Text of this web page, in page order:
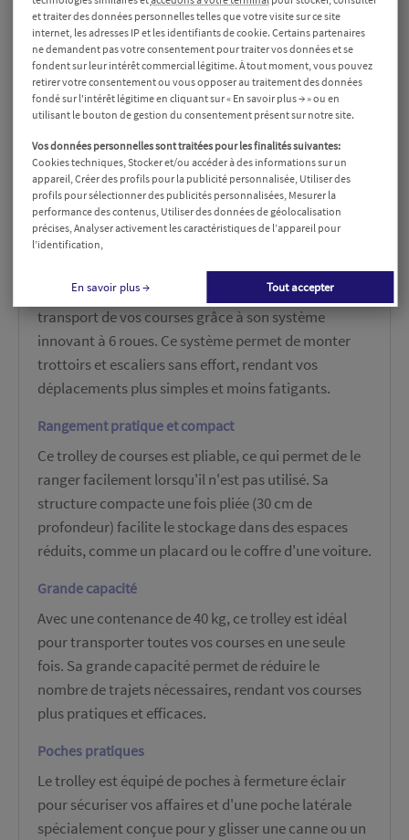
Livraison rapide à domicile
Votre commande est expédiée sous 1 à 5 jours
Description Détails du produit Avis
Présentation du produit
Le trolley de courses monte-obstacles facilite le
transport de vos courses grâce à son système
innovant à 6 roues. Ce système permet de monter
trottoirs et escaliers sans effort, rendant vos
déplacements plus simples et moins fatigants.
Rangement pratique et compact
Ce trolley de courses est pliable, ce qui permet de le
ranger facilement lorsqu'il n'est pas utilisé. Sa
structure compacte une fois pliée (30 cm de
profondeur) facilite le stockage dans des espaces
réduits, comme un placard ou le coffre d'une voiture.
Grande capacité
Avec une contenance de 40 kg, ce trolley est idéal
pour transporter toutes vos courses en une seule
fois. Sa grande capacité permet de réduire le
nombre de trajets nécessaires, rendant vos courses
plus pratiques et efficaces.
Poches pratiques
Le trolley est équipé de poches à fermeture éclair
pour sécuriser vos affaires et d'une poche latérale
spécialement conçue pour y glisser une canne ou un
et traiter des données personnelles telles que votre visite sur ce site
internet, les adresses IP et les identifiants de cookie. Certains partenaires
ne demandent pas votre consentement pour traiter vos données et se
fondent sur leur intérêt commercial légitime. À tout moment, vous pouvez
retirer votre consentement ou vous opposer au traitement des données
fondé sur l'intérêt légitime en cliquant sur « En savoir plus → » ou en
utilisant le bouton de gestion du consentement présent sur notre site.
Vos données personnelles sont traitées pour les finalités suivantes:
Cookies techniques, Stocker et/ou accéder à des informations sur un
appareil, Créer des profils pour la publicité personnalisée, Utiliser des
profils pour sélectionner des publicités personnalisées, Mesurer la
performance des contenus, Utiliser des données de géolocalisation
précises, Analyser activement les caractéristiques de l’appareil pour
l’identification,
En savoir plus → Tout accepter